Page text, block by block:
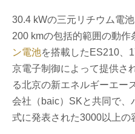
30.4 kWの三元リチウム電
200 kmの包括的範囲の動作
ン電池を搭載したES210、
京電子制御によって提供さ
る北京の新エネルギーエー
会社（baic）SKと共同で、
式に発表された3000以上の